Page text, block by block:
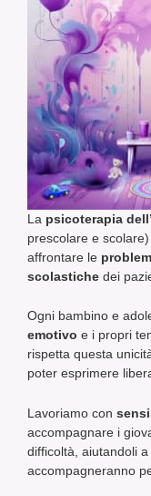
La psicoterapia
prescolare e scolare)
affrontare le
scolastiche dei
Ogni bambino e
emotivo e i propri
rispetta questa
poter esprimere
Lavoriamo con
accompagnare i
difficoltà, aiutandoli
accompagneranno